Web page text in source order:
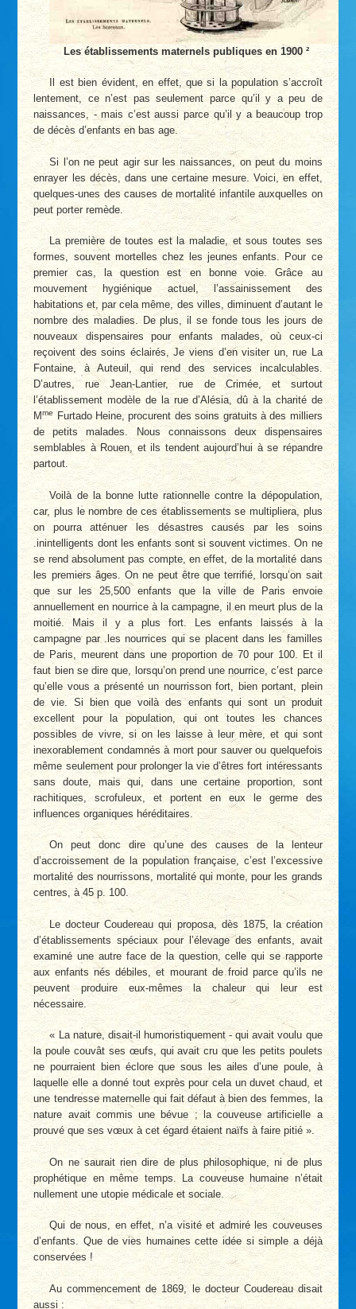
Les établissements maternels publiques en 1900 ²
Il est bien évident, en effet, que si la population s’accroît
lentement, ce n’est pas seulement parce qu’il y a peu de
naissances, - mais c’est aussi parce qu’il y a beaucoup trop
de décès d’enfants en bas age.
Si l’on ne peut agir sur les naissances, on peut du moins
enrayer les décès, dans une certaine mesure. Voici, en effet,
quelques-unes des causes de mortalité infantile auxquelles on
peut porter remède.
La première de toutes est la maladie, et sous toutes ses
formes, souvent mortelles chez les jeunes enfants. Pour ce
premier cas, la question est en bonne voie. Grâce au
mouvement hygiénique actuel, l’assainissement des
habitations et, par cela même, des villes, diminuent d’autant le
nombre des maladies. De plus, il se fonde tous les jours de
nouveaux dispensaires pour enfants malades, où ceux-ci
reçoivent des soins éclairés, Je viens d’en visiter un, rue La
Fontaine, à Auteuil, qui rend des services incalculables.
D’autres, rue Jean-Lantier, rue de Crimée, et surtout
l’établissement modèle de la rue d’Alésia, dû à la charité de
Mme
Furtado Heine, procurent des soins gratuits à des milliers
de petits malades. Nous connaissons deux dispensaires
semblables à Rouen, et ils tendent aujourd’hui à se répandre
partout.
Voilà de la bonne lutte rationnelle contre la dépopulation,
car, plus le nombre de ces établissements se multipliera, plus
on pourra atténuer les désastres causés par les soins
.inintelligents dont les enfants sont si souvent victimes. On ne
se rend absolument pas compte, en effet, de la mortalité dans
les premiers âges. On ne peut être que terrifié, lorsqu’on sait
que sur les 25,500 enfants que la ville de Paris envoie
annuellement en nourrice à la campagne, il en meurt plus de la
moitié. Mais il y a plus fort. Les enfants laissés à la
campagne par .les nourrices qui se placent dans les familles
de Paris, meurent dans une proportion de 70 pour 100. Et il
faut bien se dire que, lorsqu’on prend une nourrice, c’est parce
qu’elle vous a présenté un nourrisson fort, bien portant, plein
de vie. Si bien que voilà des enfants qui sont un produit
excellent pour la population, qui ont toutes les chances
possibles de vivre, si on les laisse à leur mère, et qui sont
inexorablement condamnés à mort pour sauver ou quelquefois
même seulement pour prolonger la vie d’êtres fort intéressants
sans doute, mais qui, dans une certaine proportion, sont
rachitiques, scrofuleux, et portent en eux le germe des
influences organiques héréditaires.
On peut donc dire qu’une des causes de la lenteur
d’accroissement de la population française, c’est l’excessive
mortalité des nourrissons, mortalité qui monte, pour les grands
centres, à 45 p. 100.
Le docteur Coudereau qui proposa, dès 1875, la création
d’établissements spéciaux pour l’élevage des enfants, avait
examiné une autre face de la question, celle qui se rapporte
aux enfants nés débiles, et mourant de froid parce qu’ils ne
peuvent produire eux-mêmes la chaleur qui leur est
nécessaire.
« La nature, disait-il humoristiquement - qui avait voulu que
la poule couvât ses œufs, qui avait cru que les petits poulets
ne pourraient bien éclore que sous les ailes d’une poule, à
laquelle elle a donné tout exprès pour cela un duvet chaud, et
une tendresse maternelle qui fait défaut à bien des femmes, la
nature avait commis une bévue ; la couveuse artificielle a
prouvé que ses vœux à cet égard étaient naïfs à faire pitié ».
On ne saurait rien dire de plus philosophique, ni de plus
prophétique en même temps. La couveuse humaine n’était
nullement une utopie médicale et sociale.
Qui de nous, en effet, n’a visité et admiré les couveuses
d’enfants. Que de vies humaines cette idée si simple a déjà
conservées !
Au commencement de 1869, le docteur Coudereau disait
aussi :